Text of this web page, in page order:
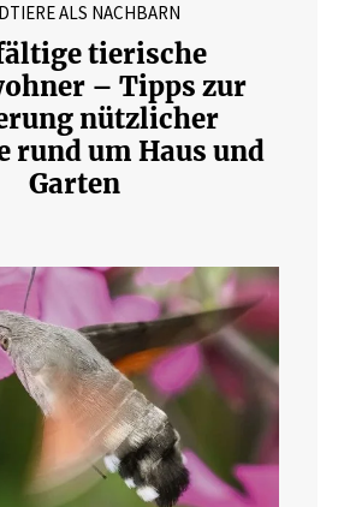
ALS NACHBARN
tierische
– Tipps zur
nützlicher
rund um Haus und
Garten